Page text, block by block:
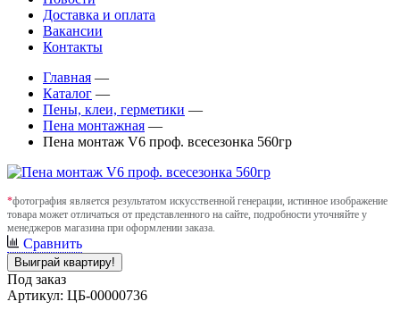
Доставка и оплата
Вакансии
Контакты
Главная —
Каталог —
Пены, клеи, герметики —
Пена монтажная —
Пена монтаж V6 проф. всесезонка 560гр
*фотография является результатом искусственной генерации, истинное изображение
товара может отличаться от представленного на сайте, подробности уточняйте у
менеджеров магазина при оформлении заказа.
Сравнить
Выиграй квартиру!
Под заказ
Артикул: ЦБ-00000736